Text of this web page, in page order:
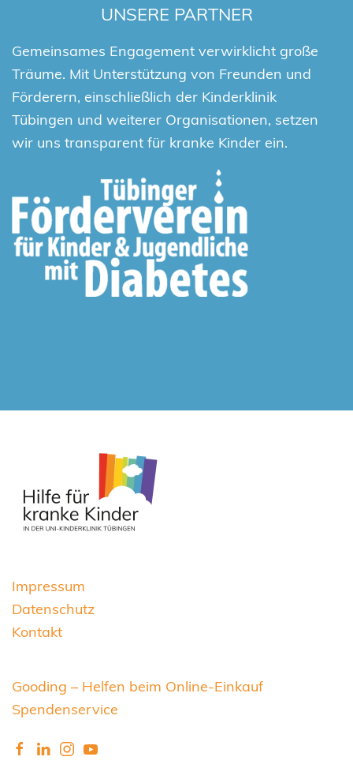
UNSERE PARTNER
Gemeinsames Engagement verwirklicht große
Träume. Mit Unterstützung von Freunden und
Förderern, einschließlich der Kinderklinik
Tübingen und weiterer Organisationen, setzen
wir uns transparent für kranke Kinder ein.
Impressum
Datenschutz
Kontakt
Gooding – Helfen beim Online-Einkauf
Spendenservice